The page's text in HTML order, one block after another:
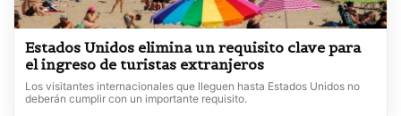
Estados Unidos elimina un requisito clave para
el ingreso de turistas extranjeros
Los visitantes internacionales que lleguen hasta Estados Unidos no
deberán cumplir con un importante requisito.